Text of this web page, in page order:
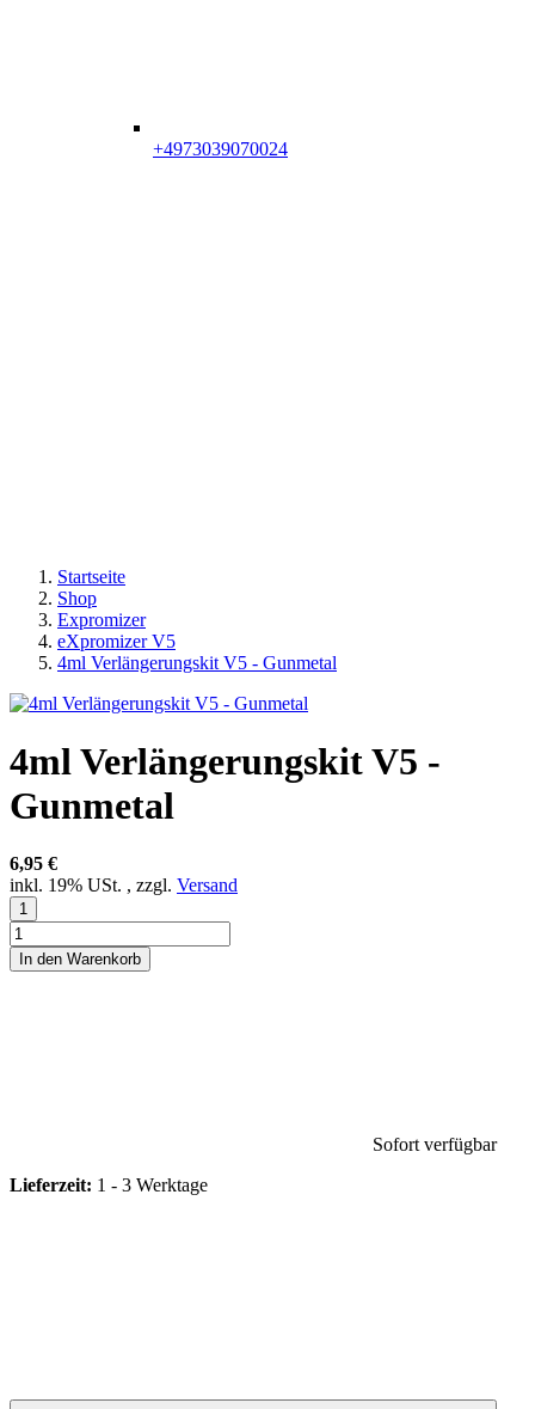
+4973039070024
Startseite
Shop
Expromizer
eXpromizer V5
4ml Verlängerungskit V5 - Gunmetal
4ml Verlängerungskit V5 -
Gunmetal
6,95 €
inkl. 19% USt. , zzgl. Versand
In den Warenkorb
Sofort verfügbar
Lieferzeit: 1 - 3 Werktage